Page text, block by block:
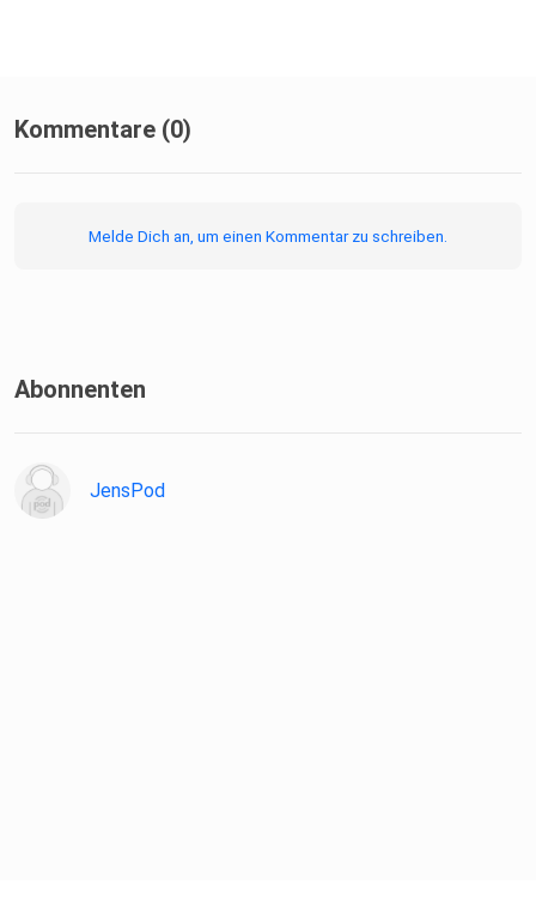
Kommentare (0)
Melde Dich an, um einen Kommentar zu schreiben.
Abonnenten
JensPod